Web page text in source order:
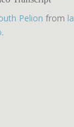
Pelion from
.